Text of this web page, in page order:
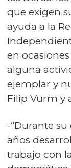
que exigen
ayuda a la
en
alguna
ejemplar y
Filip Vurm y
-“Durante
años
trabajo con